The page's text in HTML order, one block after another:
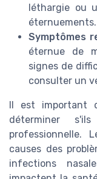
léthargie ou
éternuements.
Symptômes
éternue de
signes de
consulter un
Il est important
déterminer
professionnelle.
causes des
infections